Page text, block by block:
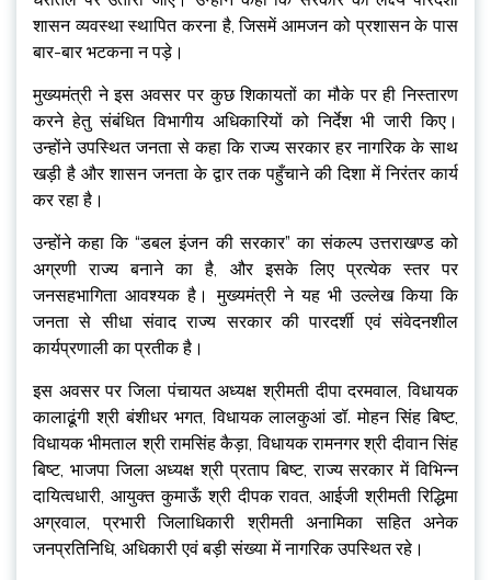
शासन व्यवस्था स्थापित करना है, जिसमें आमजन को प्रशासन के पास
बार-बार भटकना न पड़े।
मुख्यमंत्री ने इस अवसर पर कुछ शिकायतों का मौके पर ही निस्तारण
करने हेतु संबंधित विभागीय अधिकारियों को निर्देश भी जारी किए।
उन्होंने उपस्थित जनता से कहा कि राज्य सरकार हर नागरिक के साथ
खड़ी है और शासन जनता के द्वार तक पहुँचाने की दिशा में निरंतर कार्य
कर रहा है।
उन्होंने कहा कि “डबल इंजन की सरकार” का संकल्प उत्तराखण्ड को
अग्रणी राज्य बनाने का है, और इसके लिए प्रत्येक स्तर पर
जनसहभागिता आवश्यक है। मुख्यमंत्री ने यह भी उल्लेख किया कि
जनता से सीधा संवाद राज्य सरकार की पारदर्शी एवं संवेदनशील
कार्यप्रणाली का प्रतीक है।
इस अवसर पर जिला पंचायत अध्यक्ष श्रीमती दीपा दरमवाल, विधायक
कालाढूंगी श्री बंशीधर भगत, विधायक लालकुआं डॉ. मोहन सिंह बिष्ट,
विधायक भीमताल श्री रामसिंह कैड़ा, विधायक रामनगर श्री दीवान सिंह
बिष्ट, भाजपा जिला अध्यक्ष श्री प्रताप बिष्ट, राज्य सरकार में विभिन्न
दायित्वधारी, आयुक्त कुमाऊँ श्री दीपक रावत, आईजी श्रीमती रिद्धिमा
अग्रवाल, प्रभारी जिलाधिकारी श्रीमती अनामिका सहित अनेक
जनप्रतिनिधि, अधिकारी एवं बड़ी संख्या में नागरिक उपस्थित रहे।